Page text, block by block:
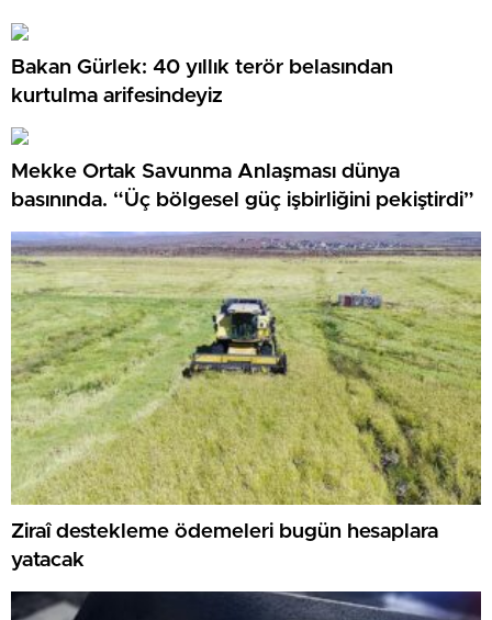
Bakan Gürlek: 40 yıllık terör belasından
kurtulma arifesindeyiz
Mekke Ortak Savunma Anlaşması dünya
basınında. “Üç bölgesel güç işbirliğini pekiştirdi”
Ziraî destekleme ödemeleri bugün hesaplara
yatacak